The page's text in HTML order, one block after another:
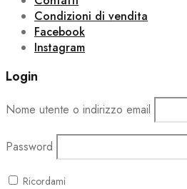
Condizioni di vendita
Facebook
Instagram
Login
Nome utente o indirizzo email
Password
Ricordami